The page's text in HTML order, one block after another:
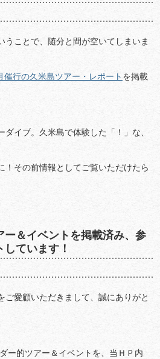
ことで、随分と間が空いてしまいま
催行の久米島ツアー・レポート を掲載
イブ。久米島で体験した「！」な、
！その前情報としてご覧いただけたら
ー＆イベントを掲載済み、参
ています！
ご愛顧いただきまして、誠にありがと
ー的ツアー＆イベントを、当ＨＰ内